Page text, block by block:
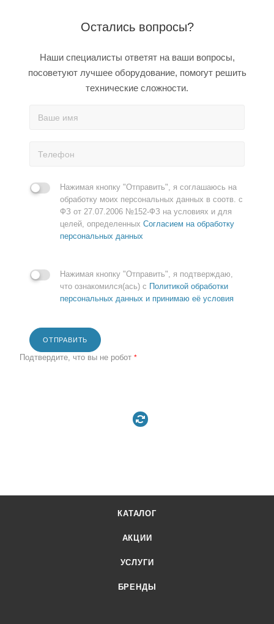
Остались вопросы?
Наши специалисты ответят на ваши вопросы,
посоветуют лучшее оборудование, помогут решить
технические сложности.
Нажимая кнопку "Отправить", я соглашаюсь на
обработку моих персональных данных в соотв. с
ФЗ от 27.07.2006 №152-ФЗ на условиях и для
целей, определенных Согласием на обработку
персональных данных
Нажимая кнопку "Отправить", я подтверждаю,
что ознакомился(ась) с Политикой обработки
персональных данных и принимаю её условия
ОТПРАВИТЬ
Подтвердите, что вы не робот *
КАТАЛОГ
АКЦИИ
УСЛУГИ
БРЕНДЫ